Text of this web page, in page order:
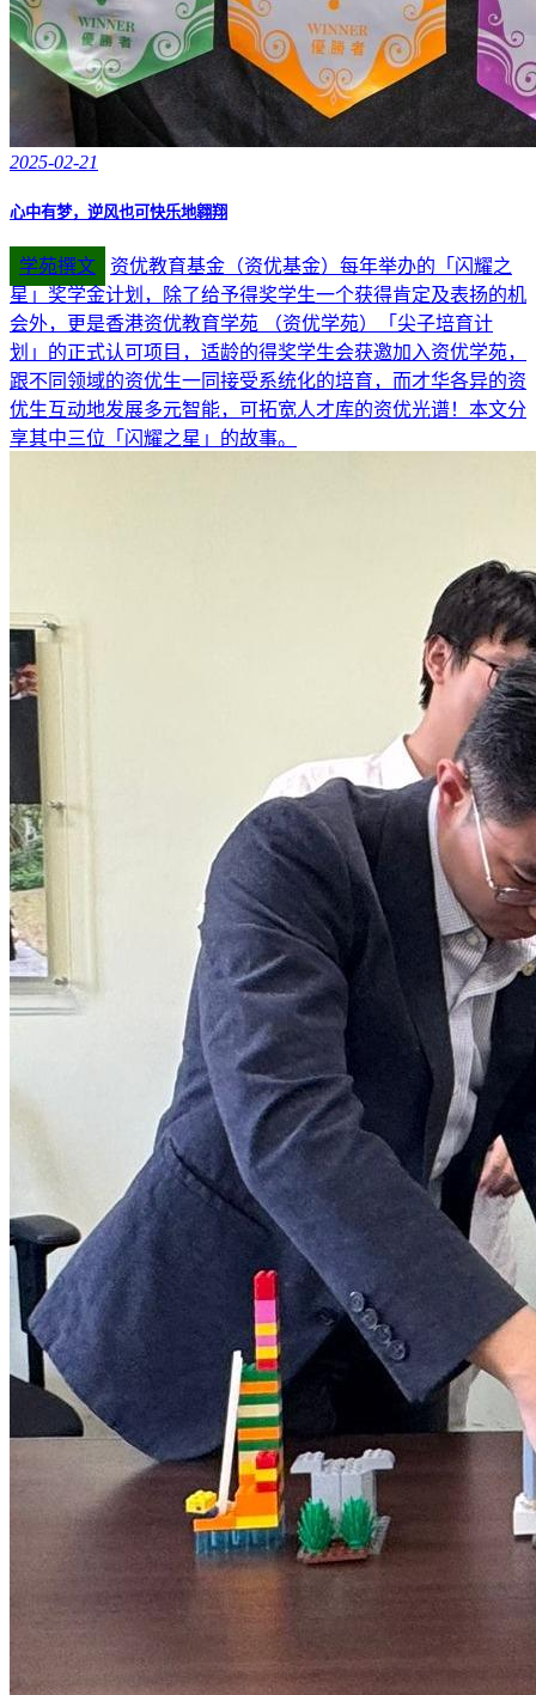
2025-02-21
心中有梦，逆风也可快乐地翱翔
学苑撰文
资优教育基金（资优基金）每年举办的「闪耀之
星」奖学金计划，除了给予得奖学生一个获得肯定及表扬的机
会外，更是香港资优教育学苑 （资优学苑）「尖子培育计
划」的正式认可项目，适龄的得奖学生会获邀加入资优学苑，
跟不同领域的资优生一同接受系统化的培育，而才华各异的资
优生互动地发展多元智能，可拓宽人才库的资优光谱！本文分
享其中三位「闪耀之星」的故事。